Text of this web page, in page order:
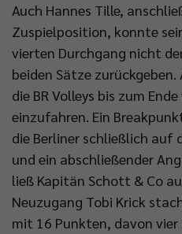
Auch Hannes Tille,
Zuspielposition, konnte
vierten Durchgang nicht
beiden Sätze
die BR Volleys bis zum
einzufahren. Ein
die Berliner schließlich auf
und ein abschließender
ließ Kapitän Schott & Co
Neuzugang Tobi Krick
mit 16 Punkten, davon vier